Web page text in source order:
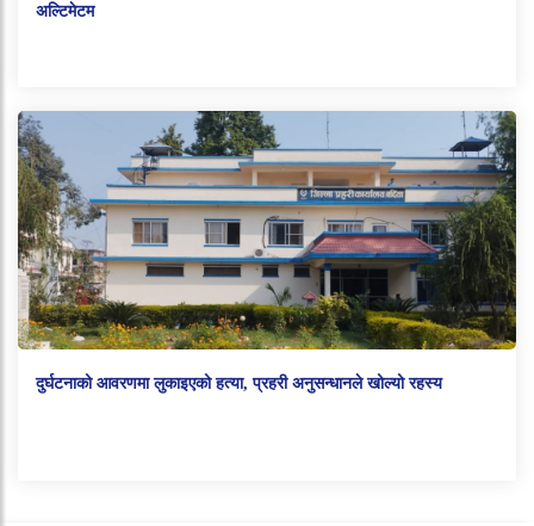
अल्टिमेटम
दुर्घटनाको आवरणमा लुकाइएको हत्या, प्रहरी अनुसन्धानले खोल्यो रहस्य